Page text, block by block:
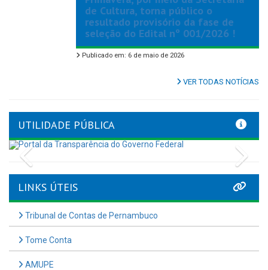
de Cultura, torna público o
resultado provisório da fase de
seleção do Edital nº 001/2026 !
Publicado em: 6 de maio de 2026
VER TODAS NOTÍCIAS
UTILIDADE PÚBLICA
Previous
LINKS ÚTEIS
Tribunal de Contas de Pernambuco
Tome Conta
AMUPE